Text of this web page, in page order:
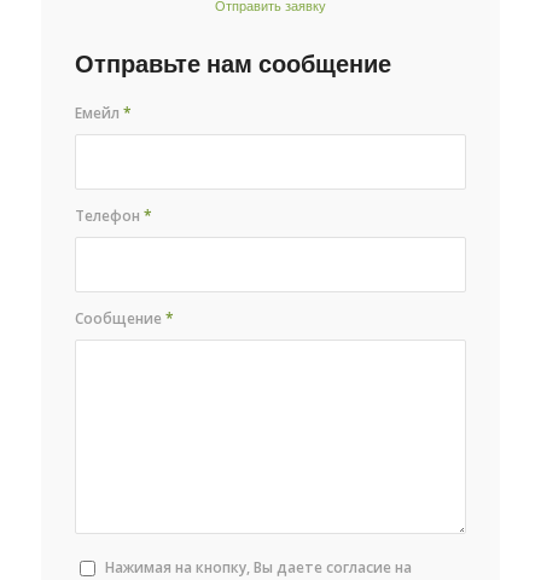
Отправить заявку
Отправьте нам сообщение
Емейл*
Телефон*
Сообщение*
Нажимая на кнопку, Вы даете согласие на